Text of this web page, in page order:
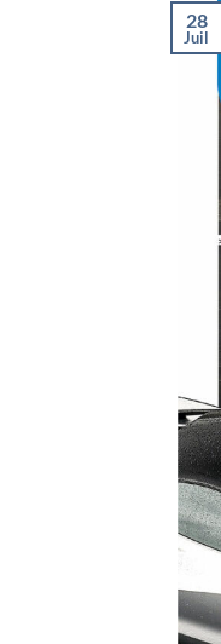
28
Juil